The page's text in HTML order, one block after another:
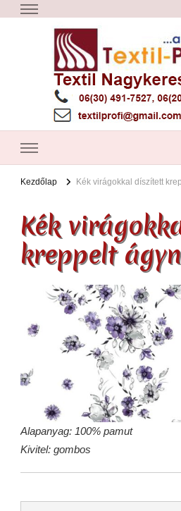
Textil Győr
Textil nagykereskedelem – Győr
Kezdőlap Kék virágokkal díszített
Kék
kreppelt
Alapanyag: 100% pamut
Kivitel: gombos